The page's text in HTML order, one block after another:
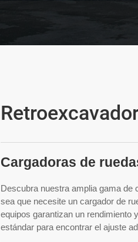
Cargadoras de
Descubra nuestra amplia gama
sea que necesite un cargador de
equipos garantizan un rendimiento
estándar para encontrar el ajuste